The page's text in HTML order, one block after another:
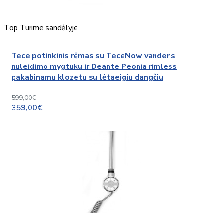
Top Turime sandėlyje
Tece potinkinis rėmas su TeceNow vandens
nuleidimo mygtuku ir Deante Peonia rimless
pakabinamu klozetu su lėtaeigiu dangčiu
599,00€
359,00€